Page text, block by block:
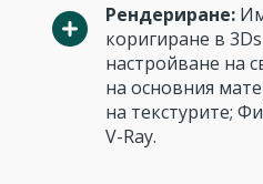
Рендериране:
коригиране в
настройване на
на основния
на текстурите;
V-Ray.